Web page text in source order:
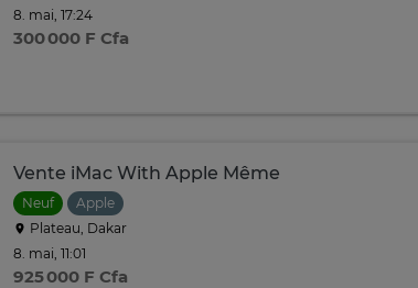
8. mai, 17:24
300 000 F Cfa
Vente iMac With Apple Même
Neuf
Apple
Plateau, Dakar
8. mai, 11:01
925 000 F Cfa